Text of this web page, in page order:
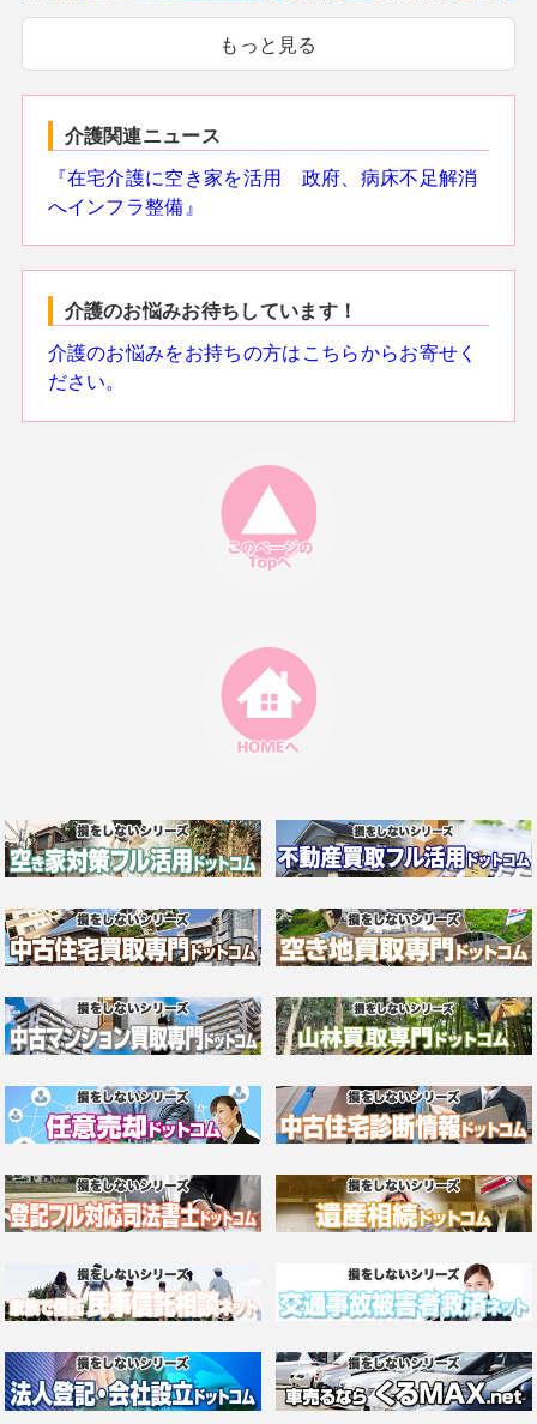
もっと見る
介護関連ニュース
『在宅介護に空き家を活用 政府、病床不足解消
へインフラ整備』
介護のお悩みお待ちしています！
介護のお悩みをお持ちの方はこちらからお寄せく
ださい。